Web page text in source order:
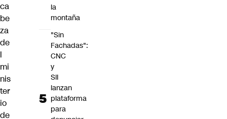
ca
be
za
de
l
mi
nis
ter
io
de
la
montaña
"Sin
Fachadas":
CNC
y
SII
lanzan
plataforma
para